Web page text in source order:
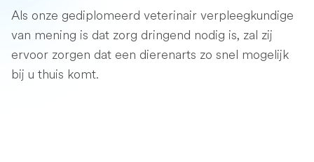
Als onze gediplomeerd veterinair verpleegkundige
van mening is dat zorg dringend nodig is, zal zij
ervoor zorgen dat een dierenarts zo snel mogelijk
bij u thuis komt.